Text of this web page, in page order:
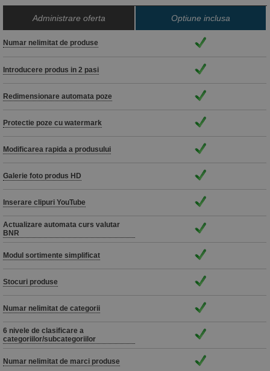
Administrare oferta Optiune inclusa
Numar nelimitat de produse
Introducere produs in 2 pasi
Redimensionare automata poze
Protectie poze cu watermark
Modificarea rapida a produsului
Galerie foto produs HD
Inserare clipuri YouTube
Actualizare automata curs valutar
BNR
Modul sortimente simplificat
Stocuri produse
Numar nelimitat de categorii
6 nivele de clasificare a
categoriilor/subcategoriilor
Numar nelimitat de marci produse